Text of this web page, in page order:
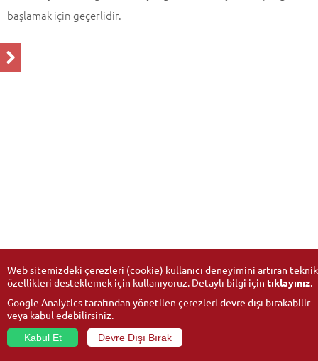
başlamak için geçerlidir.
Web sitemizdeki çerezleri (cookie) kullanıcı deneyimini artıran teknik
özellikleri desteklemek için kullanıyoruz. Detaylı bilgi için tıklayınız.
Google Analytics tarafından yönetilen çerezleri devre dışı bırakabilir
veya kabul edebilirsiniz.
Kabul Et
Devre Dışı Bırak
© 2026Anadolu Üniversitesi- Tüm hakları saklıdır.